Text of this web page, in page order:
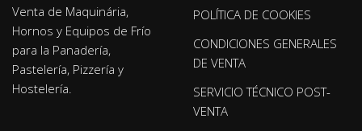
Venta de Maquinária,
Hornos y Equipos de Frío
para la Panadería,
Pastelería, Pizzería y
Hostelería.
POLÍTICA DE COOKIES
CONDICIONES GENERALES
DE VENTA
SERVICIO TÉCNICO POST-
VENTA